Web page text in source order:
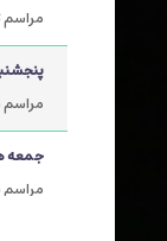
مراسم
مراسم
جمعه
مراسم